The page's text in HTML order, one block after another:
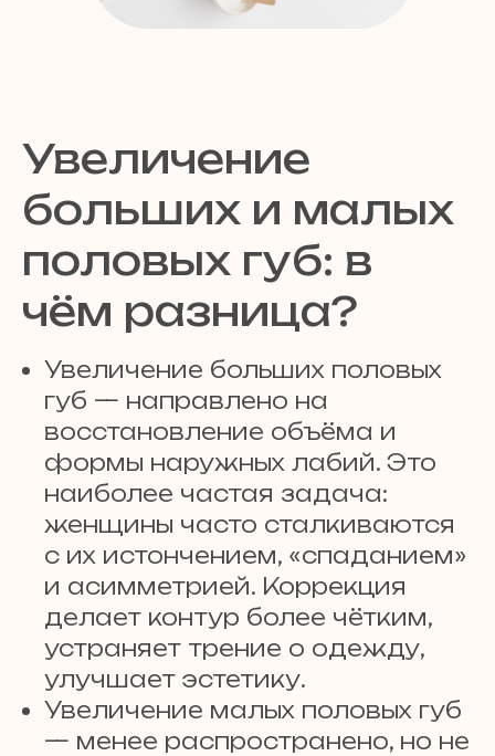
Увеличение
больших и малых
половых губ: в
чём разница?
Увеличение больших половых
губ — направлено на
восстановление объёма и
формы наружных лабий. Это
наиболее частая задача:
женщины часто сталкиваются
с их истончением, «спаданием»
и асимметрией. Коррекция
делает контур более чётким,
устраняет трение о одежду,
улучшает эстетику.
Увеличение малых половых губ
— менее распространено, но не